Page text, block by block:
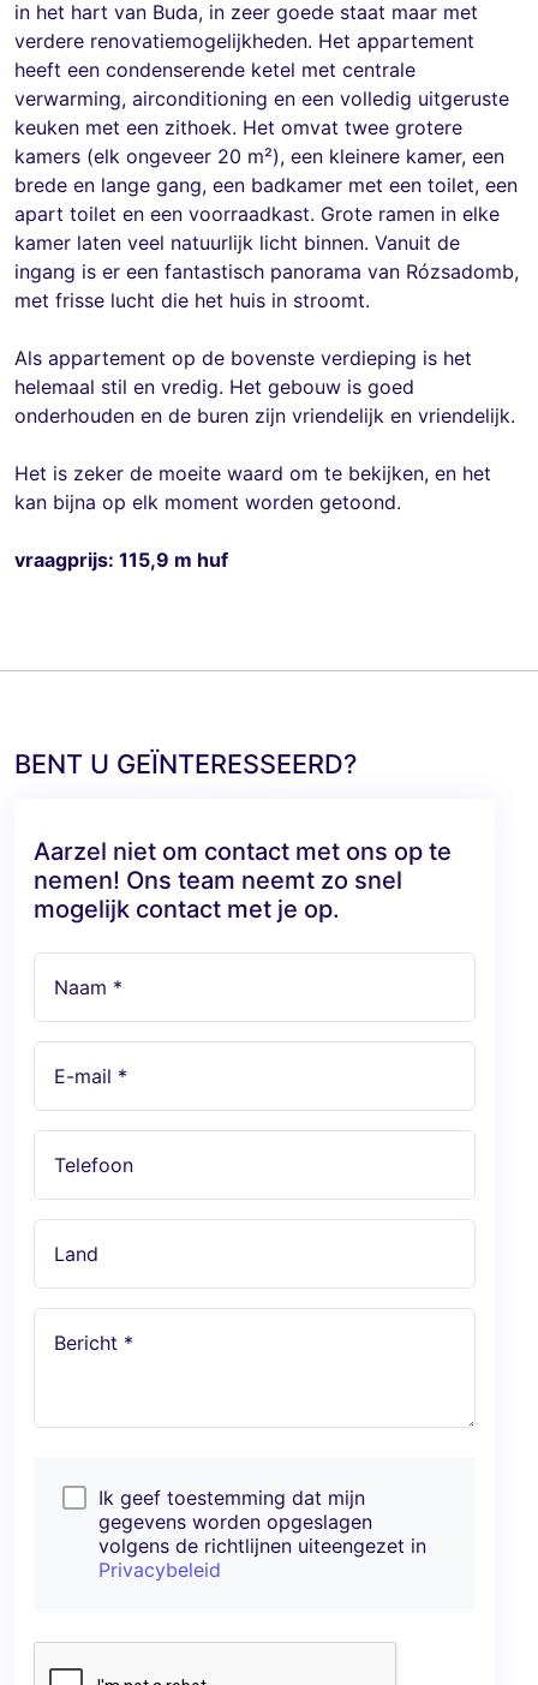
in het hart van Buda, in zeer goede staat maar met
verdere renovatiemogelijkheden. Het appartement
heeft een condenserende ketel met centrale
verwarming, airconditioning en een volledig uitgeruste
keuken met een zithoek. Het omvat twee grotere
kamers (elk ongeveer 20 m²), een kleinere kamer, een
brede en lange gang, een badkamer met een toilet, een
apart toilet en een voorraadkast. Grote ramen in elke
kamer laten veel natuurlijk licht binnen. Vanuit de
ingang is er een fantastisch panorama van Rózsadomb,
met frisse lucht die het huis in stroomt.
Als appartement op de bovenste verdieping is het
helemaal stil en vredig. Het gebouw is goed
onderhouden en de buren zijn vriendelijk en vriendelijk.
Het is zeker de moeite waard om te bekijken, en het
kan bijna op elk moment worden getoond.
vraagprijs: 115,9 m huf
BENT U GEÏNTERESSEERD?
Aarzel niet om contact met ons op te
nemen! Ons team neemt zo snel
mogelijk contact met je op.
Naam *
E-mail *
Telefoon
Land
Bericht *
Ik geef toestemming dat mijn
gegevens worden opgeslagen
volgens de richtlijnen uiteengezet in
Privacybeleid